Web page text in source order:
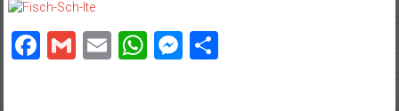
Facebook
GmailEmailWhatsApp
Messenger